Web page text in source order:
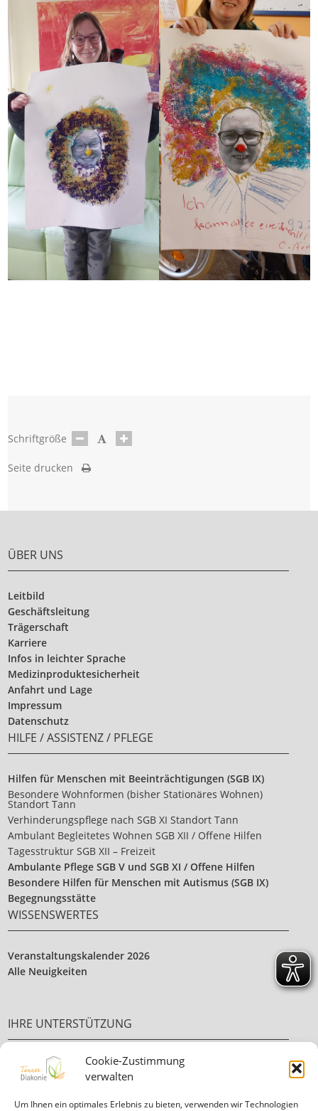
Cookie-Zustimmung
verwalten
Um Ihnen ein optimales Erlebnis zu bieten, verwenden wir Technologien
Schriftgröße
Seite drucken
ÜBER UNS
Leitbild
Geschäftsleitung
Trägerschaft
Karriere
Infos in leichter Sprache
Medizinproduktesicherheit
Anfahrt und Lage
Impressum
Datenschutz
HILFE / ASSISTENZ / PFLEGE
Hilfen für Menschen mit Beeinträchtigungen (SGB IX)
Besondere Wohnformen (bisher Stationäres Wohnen)
Standort Tann
Verhinderungspflege nach SGB XI Standort Tann
Ambulant Begleitetes Wohnen SGB XII / Offene Hilfen
Tagesstruktur SGB XII – Freizeit
Ambulante Pflege SGB V und SGB XI / Offene Hilfen
Besondere Hilfen für Menschen mit Autismus (SGB IX)
Begegnungsstätte
WISSENSWERTES
Veranstaltungskalender 2026
Alle Neuigkeiten
IHRE UNTERSTÜTZUNG
Ehrenamt
Ihre Spende